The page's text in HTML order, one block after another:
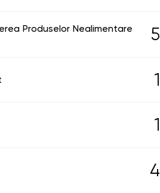
Produselor Nealimentare
5
1
1
4